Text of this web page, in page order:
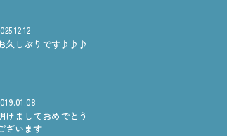
久しぶりです♪♪♪
けましておめでとう
ざいます